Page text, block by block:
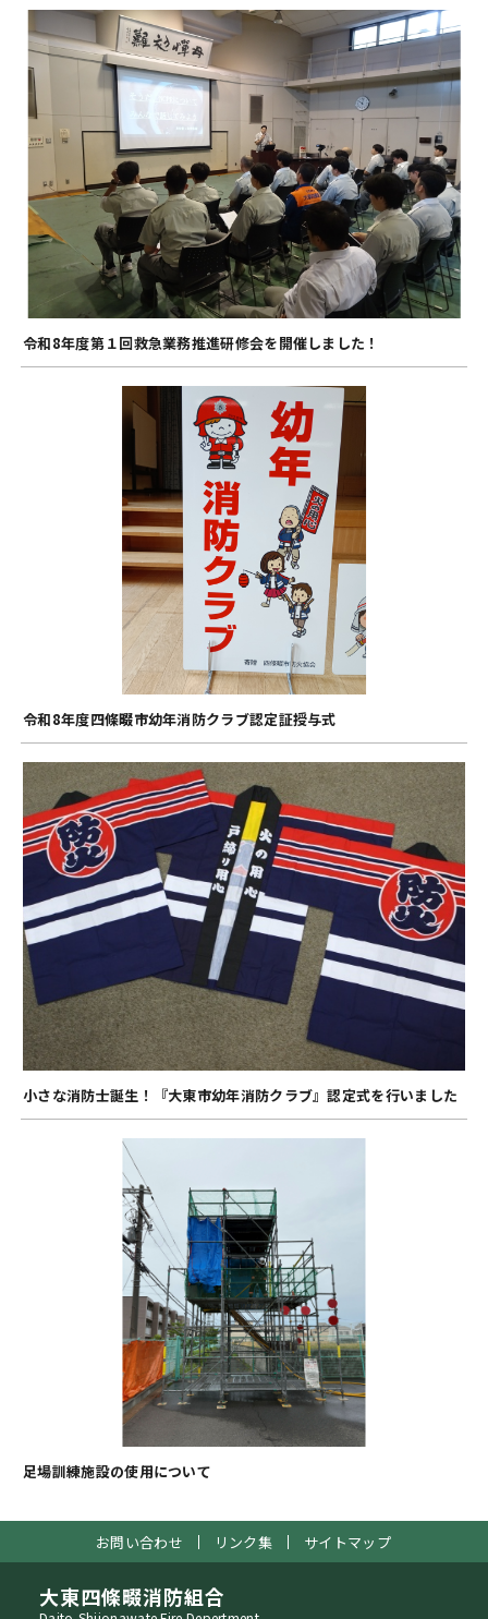
令和8年度第１回救急業務推進研修会を開催しました！
令和8年度四條畷市幼年消防クラブ認定証授与式
小さな消防士誕生！『大東市幼年消防クラブ』認定式を行いました
足場訓練施設の使用について
お問い合わせ リンク集 サイトマップ
大東四條畷消防組合